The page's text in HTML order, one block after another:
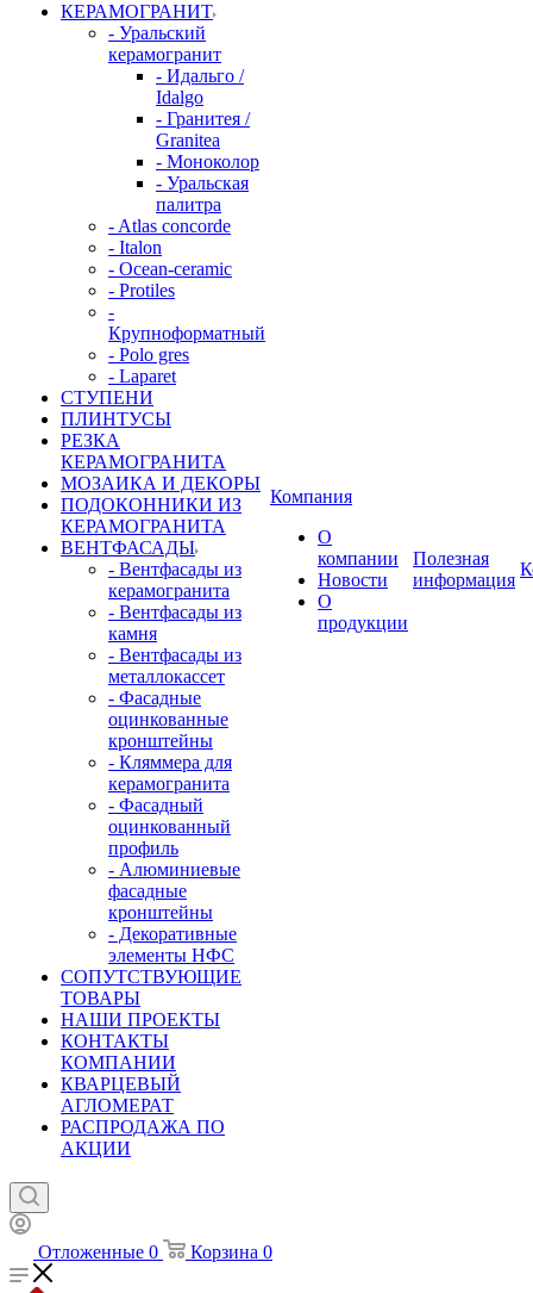
КЕРАМОГРАНИТ
- Уральский
керамогранит
- Идальго /
Idalgo
- Гранитея /
Granitea
- Моноколор
- Уральская
палитра
- Atlas concorde
- Italon
- Ocean-ceramic
- Protiles
-
Крупноформатный
- Polo gres
- Laparet
СТУПЕНИ
ПЛИНТУСЫ
РЕЗКА
КЕРАМОГРАНИТА
МОЗАИКА И ДЕКОРЫ
ПОДОКОННИКИ ИЗ
КЕРАМОГРАНИТА
ВЕНТФАСАДЫ
- Вентфасады из
керамогранита
- Вентфасады из
камня
- Вентфасады из
металлокассет
- Фасадные
оцинкованные
кронштейны
- Кляммера для
керамогранита
- Фасадный
оцинкованный
профиль
- Алюминиевые
фасадные
кронштейны
- Декоративные
элементы НФС
СОПУТСТВУЮЩИЕ
ТОВАРЫ
НАШИ ПРОЕКТЫ
КОНТАКТЫ
КОМПАНИИ
КВАРЦЕВЫЙ
АГЛОМЕРАТ
РАСПРОДАЖА ПО
АКЦИИ
Компания
О
компании
Новости
О
продукции
Полезная
информация
Отложенные 0 Корзина 0